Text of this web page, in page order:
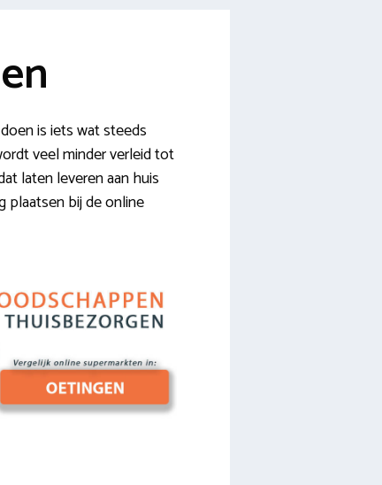
is iets wat steeds
veel minder verleid tot
laten leveren aan huis
plaatsen bij de online